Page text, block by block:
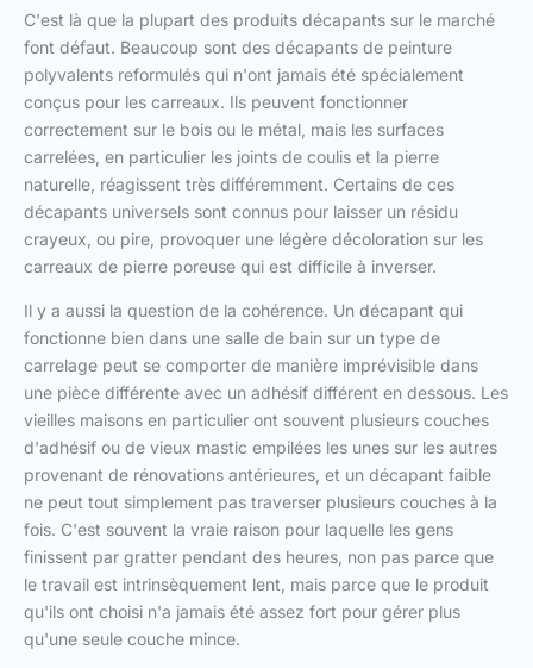
C'est là que la plupart des produits décapants sur le marché
font défaut. Beaucoup sont des décapants de peinture
polyvalents reformulés qui n'ont jamais été spécialement
conçus pour les carreaux. Ils peuvent fonctionner
correctement sur le bois ou le métal, mais les surfaces
carrelées, en particulier les joints de coulis et la pierre
naturelle, réagissent très différemment. Certains de ces
décapants universels sont connus pour laisser un résidu
crayeux, ou pire, provoquer une légère décoloration sur les
carreaux de pierre poreuse qui est difficile à inverser.
Il y a aussi la question de la cohérence. Un décapant qui
fonctionne bien dans une salle de bain sur un type de
carrelage peut se comporter de manière imprévisible dans
une pièce différente avec un adhésif différent en dessous. Les
vieilles maisons en particulier ont souvent plusieurs couches
d'adhésif ou de vieux mastic empilées les unes sur les autres
provenant de rénovations antérieures, et un décapant faible
ne peut tout simplement pas traverser plusieurs couches à la
fois. C'est souvent la vraie raison pour laquelle les gens
finissent par gratter pendant des heures, non pas parce que
le travail est intrinsèquement lent, mais parce que le produit
qu'ils ont choisi n'a jamais été assez fort pour gérer plus
qu'une seule couche mince.